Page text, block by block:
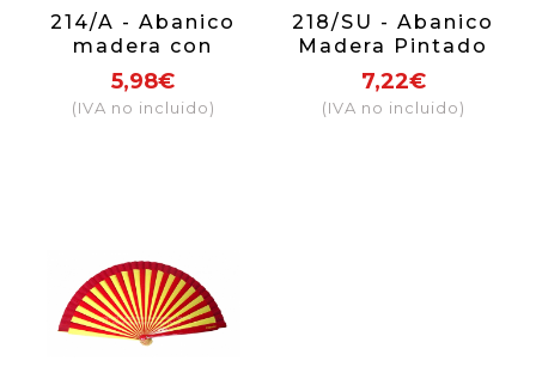
214/A - Abanico
madera con
lunares (surtido
colores)
5,98€
(IVA no incluido)
218/SU - Abanico
Madera Pintado
Sevillanas
7,22€
(IVA no incluido)